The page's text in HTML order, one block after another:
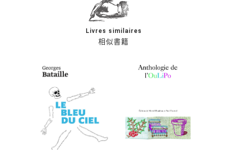
相似書籍
Livres similaires